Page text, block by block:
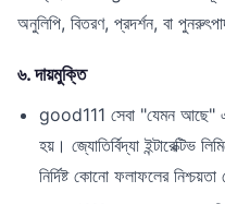
অনুলিপি, বিতরণ, প্রদর্শন, বা
৬. দায়মুক্তি
good111 সেবা "যেমন আছে"
হয়। জ্যোতির্বিদ্যা ইন্টারেক্টিভ
নির্দিষ্ট কোনো ফলাফলের নিশ্চয়তা